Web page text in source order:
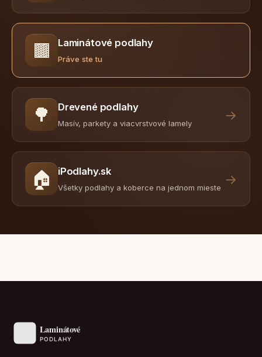
🟫 Laminátové podlahy
Práve ste tu
🌳 Drevené podlahy
Masív, parkety a viacvrstvové lamely
→
🏠 iPodlahy.sk
Všetky podlahy a koberce na jednom mieste
→